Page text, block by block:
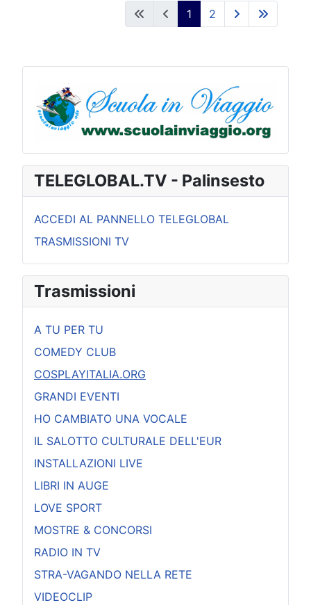
1 2
TELEGLOBAL.TV - Palinsesto
ACCEDI AL PANNELLO TELEGLOBAL
TRASMISSIONI TV
Trasmissioni
A TU PER TU
COMEDY CLUB
COSPLAYITALIA.ORG
GRANDI EVENTI
HO CAMBIATO UNA VOCALE
IL SALOTTO CULTURALE DELL'EUR
INSTALLAZIONI LIVE
LIBRI IN AUGE
LOVE SPORT
MOSTRE & CONCORSI
RADIO IN TV
STRA-VAGANDO NELLA RETE
VIDEOCLIP